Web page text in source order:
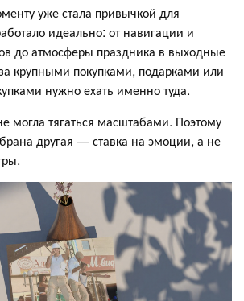
уже стала привычкой для
идеально: от навигации и
до атмосферы праздника в выходные
крупными покупками, подарками или
нужно ехать именно туда.
могла тягаться масштабами. Поэтому
другая — ставка на эмоции, а не